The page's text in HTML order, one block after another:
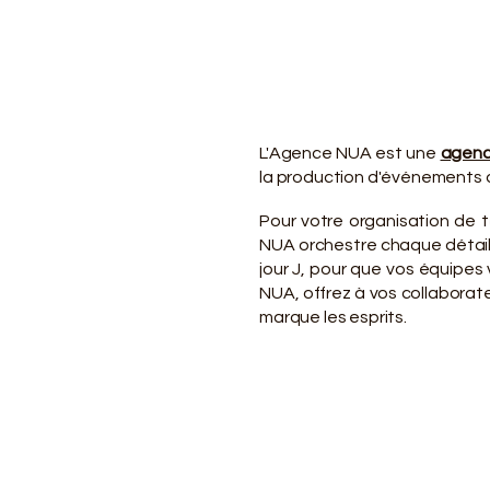
L'Agence NUA est une
la production d'événements
Pour votre organisation de
NUA orchestre chaque
jour J, pour que vos
NUA, offrez à vos
marque les esprits.